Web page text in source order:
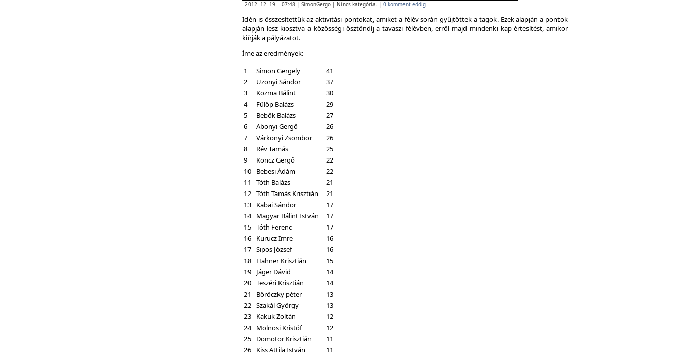
2012. 12. 19. - 07:48 | SimonGergo | Nincs kategória. | 0 komment eddig
Idén is összesítettük az aktivitási pontokat, amiket a félév során gyűjtöttek a tagok. Ezek alapján a pontok
alapján lesz kiosztva a közösségi ösztöndíj a tavaszi félévben, erről majd mindenki kap értesítést, amikor
kiírják a pályázatot.
Íme az eredmények:
1
Simon Gergely
41
2
Uzonyi Sándor
37
3
Kozma Bálint
30
4
Fülöp Balázs
29
5
Bebők Balázs
27
6
Abonyi Gergő
26
7
Várkonyi Zsombor
26
8
Rév Tamás
25
9
Koncz Gergő
22
10
Bebesi Ádám
22
11
Tóth Balázs
21
12 Tóth Tamás Krisztián
21
13
Kabai Sándor
17
14 Magyar Bálint István
17
15 Tóth Ferenc
17
16
Kurucz Imre
16
17 Sipos József
16
18
Hahner Krisztián
15
19
Jáger Dávid
14
20 Teszéri Krisztián
14
21
Böröczky péter
13
22 Szakál György
13
23
Kakuk Zoltán
12
24
Molnosi Kristóf
12
25
Dömötör Krisztián
11
26
Kiss Attila István
11